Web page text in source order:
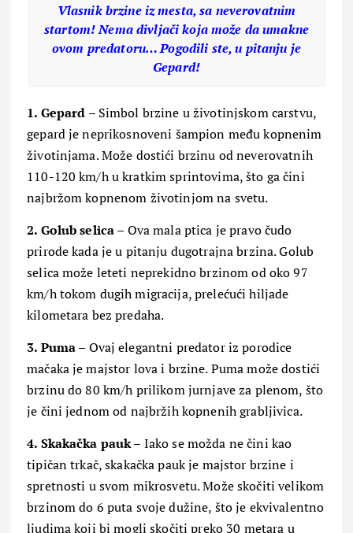
Vlasnik brzine iz mesta, sa neverovatnim
startom! Nema divljači koja može da umakne
ovom predatoru… Pogodili ste, u pitanju je
Gepard!
1. Gepard – Simbol brzine u životinjskom carstvu,
gepard je neprikosnoveni šampion među kopnenim
životinjama. Može dostići brzinu od neverovatnih
110-120 km/h u kratkim sprintovima, što ga čini
najbržom kopnenom životinjom na svetu.
2. Golub selica– Ova mala ptica je pravo čudo
prirode kada je u pitanju dugotrajna brzina. Golub
selica može leteti neprekidno brzinom od oko 97
km/h tokom dugih migracija, prelećući hiljade
kilometara bez predaha.
3. Puma– Ovaj elegantni predator iz porodice
mačaka je majstor lova i brzine. Puma može dostići
brzinu do 80 km/h prilikom jurnjave za plenom, što
je čini jednom od najbržih kopnenih grabljivica.
4. Skakačka pauk– Iako se možda ne čini kao
tipičan trkač, skakačka pauk je majstor brzine i
spretnosti u svom mikrosvetu. Može skočiti velikom
brzinom do 6 puta svoje dužine, što je ekvivalentno
ljudima koji bi mogli skočiti preko 30 metara u